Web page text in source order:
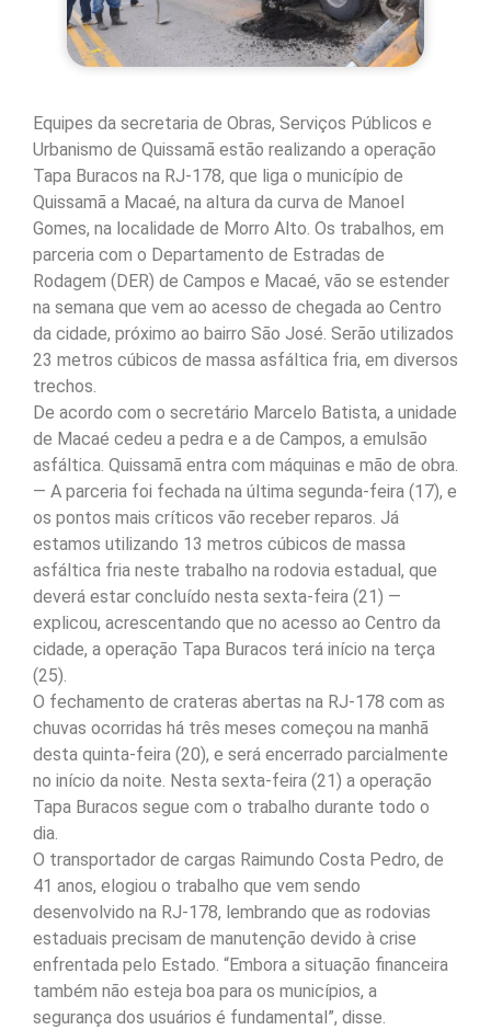
Equipes da secretaria de Obras, Serviços Públicos e
Urbanismo de Quissamã estão realizando a operação
Tapa Buracos na RJ-178, que liga o município de
Quissamã a Macaé, na altura da curva de Manoel
Gomes, na localidade de Morro Alto. Os trabalhos, em
parceria com o Departamento de Estradas de
Rodagem (DER) de Campos e Macaé, vão se estender
na semana que vem ao acesso de chegada ao Centro
da cidade, próximo ao bairro São José. Serão utilizados
23 metros cúbicos de massa asfáltica fria, em diversos
trechos.
De acordo com o secretário Marcelo Batista, a unidade
de Macaé cedeu a pedra e a de Campos, a emulsão
asfáltica. Quissamã entra com máquinas e mão de obra.
— A parceria foi fechada na última segunda-feira (17), e
os pontos mais críticos vão receber reparos. Já
estamos utilizando 13 metros cúbicos de massa
asfáltica fria neste trabalho na rodovia estadual, que
deverá estar concluído nesta sexta-feira (21) —
explicou, acrescentando que no acesso ao Centro da
cidade, a operação Tapa Buracos terá início na terça
(25).
O fechamento de crateras abertas na RJ-178 com as
chuvas ocorridas há três meses começou na manhã
desta quinta-feira (20), e será encerrado parcialmente
no início da noite. Nesta sexta-feira (21) a operação
Tapa Buracos segue com o trabalho durante todo o
dia.
O transportador de cargas Raimundo Costa Pedro, de
41 anos, elogiou o trabalho que vem sendo
desenvolvido na RJ-178, lembrando que as rodovias
estaduais precisam de manutenção devido à crise
enfrentada pelo Estado. “Embora a situação financeira
também não esteja boa para os municípios, a
segurança dos usuários é fundamental”, disse.